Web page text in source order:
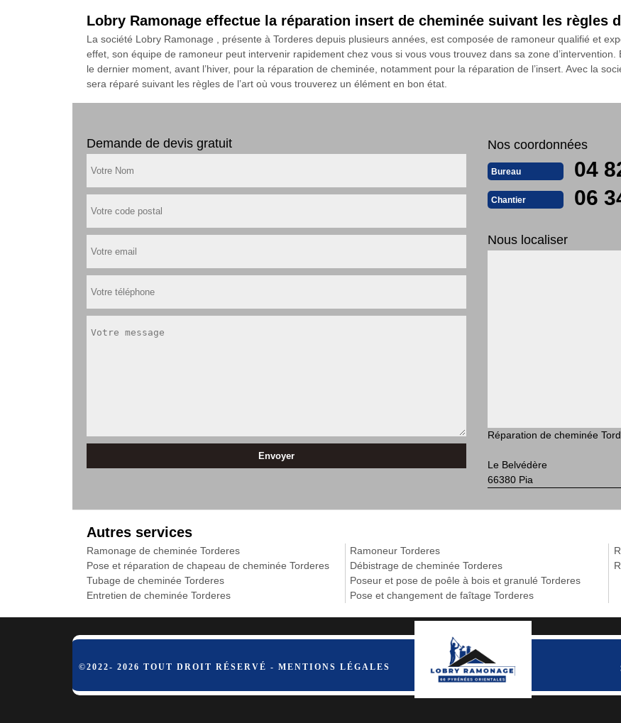
Lobry Ramonage effectue la réparation insert de cheminée suivant les règles
La société Lobry Ramonage , présente à Torderes depuis plusieurs années, est composée de ramoneur qualifié et
effet, son équipe de ramoneur peut intervenir rapidement chez vous si vous vous trouvez dans sa zone
le dernier moment, avant l’hiver, pour la réparation de cheminée, notamment pour la réparation de l’insert. Avec la
sera réparé suivant les règles de l’art où vous trouverez un élément en bon état.
Demande de devis gratuit Nos coordonnées
Bureau 04
Chantier 06
Nous localiser
Réparation de cheminée
Le Belvédère
66380 Pia
Autres services
Ramonage de cheminée Torderes
Pose et réparation de chapeau de cheminée Torderes
Tubage de cheminée Torderes
Entretien de cheminée Torderes
Ramoneur Torderes
Débistrage de cheminée Torderes
Poseur et pose de poêle à bois et granulé Torderes
Pose et changement de faîtage Torderes
©2022- 2026 TOUT DROIT RÉSERVÉ -MENTIONS LÉGALES